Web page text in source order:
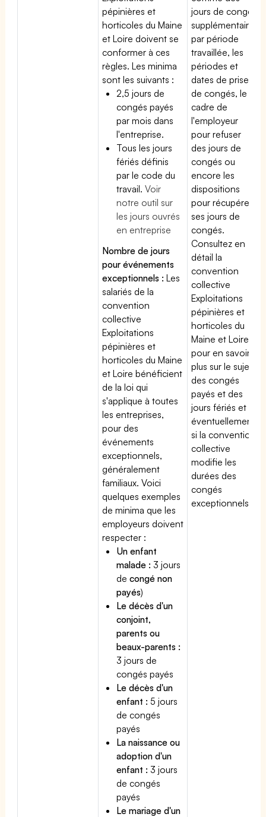
pépinières et
horticoles du Maine
et Loire doivent se
conformer à ces
règles. Les minima
sont les suivants :
2,5 jours de
congés payés
par mois dans
l'entreprise.
Tous les jours
fériés définis
par le code du
travail.Voir
notre outil sur
les jours ouvrés
en entreprise
Nombre de jours
pour événements
exceptionnels : Les
salariés de la
convention
collective
Exploitations
pépinières et
horticoles du Maine
et Loire bénéficient
de la loi qui
s'applique à toutes
les entreprises,
pour des
événements
exceptionnels,
généralement
familiaux. Voici
quelques exemples
de minima que les
employeurs doivent
respecter :
Un enfant
malade : 3 jours
decongé non
payés)
Le décès d'un
conjoint,
parents ou
beaux-parents :
3 jours de
congés payés
Le décès d'un
enfant : 5 jours
de congés
payés
La naissance ou
adoption d'un
enfant : 3 jours
de congés
payés
Le mariage d'un
jours de congé
supplémentaires
par période
travaillée, les
périodes et
dates de prise
de congés, le
cadre de
l'employeur
pour refuser
des jours de
congés ou
encore les
dispositions
pour récupérer
ses jours de
congés.
Consultez en
détail la
convention
collective
Exploitations
pépinières et
horticoles du
Maine et Loire
pour en savoir
plus sur le sujet
des congés
payés et des
jours fériés et
éventuellement
si la convention
collective
modifie les
durées des
congés
exceptionnels.